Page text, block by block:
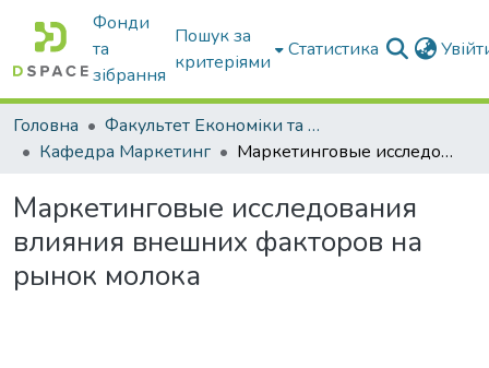
Фонди
та
зібрання
Пошук за
критеріями
Статистика
Головна
Факультет Економіки та бізнесу
Кафедра Маркетинг
Маркетинговые исследования влияния внешних факторов на рынок молока
Маркетинговые исследования
влияния внешних факторов на
рынок молока